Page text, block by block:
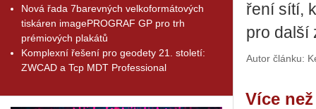
Nová řada 7barevných velkoformátových
tiskáren imagePROGRAF GP pro trh
prémiových plakátů
Komplexní řešení pro geodety 21. století:
ZWCAD a Tcp MDT Professional
ře­ní sítí,
pro další
Autor článku:
Více